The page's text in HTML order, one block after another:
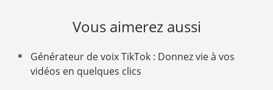
Vous aimerez aussi
Générateur de voix TikTok : Donnez vie à vos
vidéos en quelques clics